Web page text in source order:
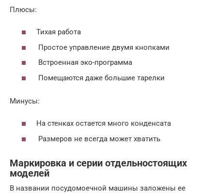
Плюсы:
Тихая работа
Простое управление двумя кнопками
Встроенная эко-программа
Помещаются даже большие тарелки
Минусы:
На стенках остается много конденсата
Размеров не всегда может хватить
Маркировка и серии отдельностоящих
моделей
В названии посудомоечной машины заложены ее